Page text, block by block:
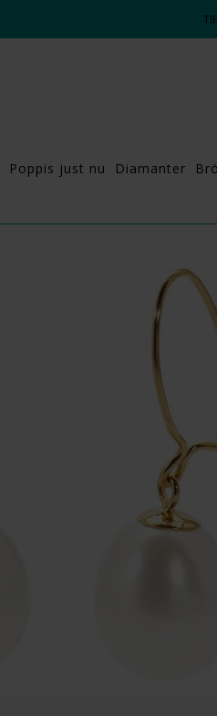
DAGS
Poppis just nu Diamanter